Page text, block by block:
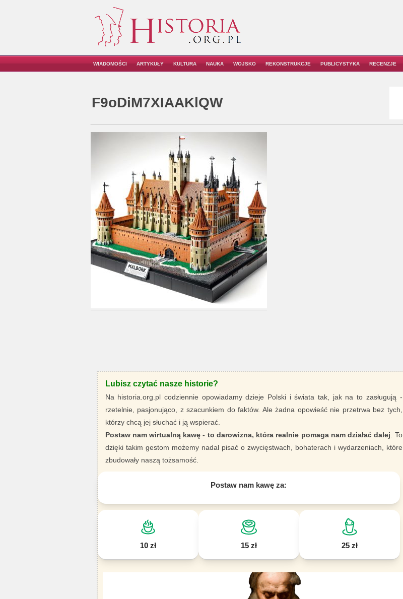
WIADOMOŚCI ARTYKUŁY KULTURA NAUKA WOJSKO REKONSTRUKCJE PUBLICYSTYKA RECENZJE
F9oDiM7XIAAKlQW
Lubisz czytać nasze historie?
Na historia.org.pl codziennie opowiadamy dzieje Polski i świata tak, jak na to zasługują -
rzetelnie, pasjonująco, z szacunkiem do faktów. Ale żadna opowieść nie przetrwa bez tych,
którzy chcą jej słuchać i ją wspierać.
Postaw nam wirtualną kawę - to darowizna, która realnie pomaga nam działać dalej . To
dzięki takim gestom możemy nadal pisać o zwycięstwach, bohaterach i wydarzeniach, które
zbudowały naszą tożsamość.
Postaw nam kawę za:
10 zł 15 zł 25 zł